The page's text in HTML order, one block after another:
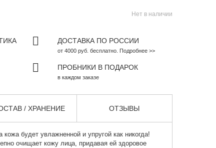
Нет в наличии
ДОСТАВКА ПО РОССИИ
от 4000 руб. бесплатно. Подробнее >>
ПРОБНИКИ В ПОДАРОК
в каждом заказе
/ ХРАНЕНИЕ ОТЗЫВЫ
будет увлажненной и упругой как никогда!
очищает кожу лица, придавая ей здоровое